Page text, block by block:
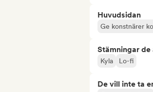
Huvudsidan
Ge konstnärer
Stämningar de
Kyla Lo-fi
De vill inte ta